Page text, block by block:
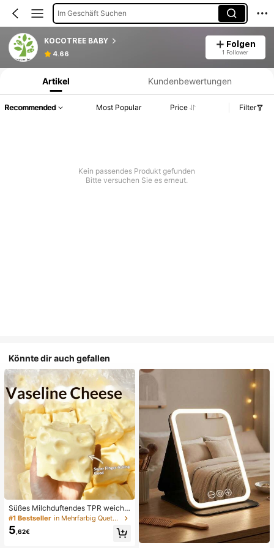
Im Geschäft Suchen
KOCOTREE BABY
4.66
Folgen
1 Follower
Produktinformation: Preisangabe, Verkaufs- und Lagerbestandsdetails.
Artikel Kundenbewertungen
Recommended Most Popular Price Filter
Kein passendes Produkt gefunden
Bitte versuchen Sie es erneut.
Könnte dir auch gefallen
Süßes Milchduftendes TPR weiche
s quetschbares Dumpling-förmiges
Stressabbau-Spielzeug, 5cm niedli
ches lustiges Quetsch-Stressabbau
#1 Bestseller in Mehrfarbig Quetschspielzeug für Teenager
5 ,62€